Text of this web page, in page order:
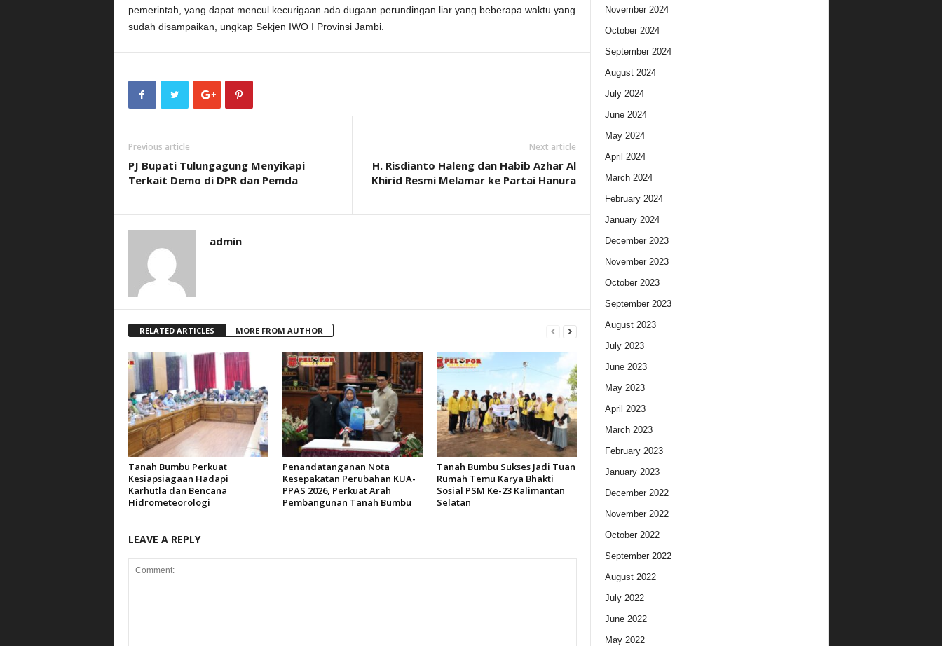
pemerintah, yang dapat mencul kecurigaan ada dugaan perundingan liar yang beberapa waktu yang
sudah disampaikan, ungkap Sekjen IWO I Provinsi Jambi.
Previous article
PJ Bupati Tulungagung Menyikapi
Terkait Demo di DPR dan Pemda
Next article
H. Risdianto Haleng dan Habib Azhar Al
Khirid Resmi Melamar ke Partai Hanura
admin
RELATED ARTICLES MORE FROM AUTHOR
Tanah Bumbu Perkuat
Kesiapsiagaan Hadapi
Karhutla dan Bencana
Hidrometeorologi
Penandatanganan Nota
Kesepakatan Perubahan KUA-
PPAS 2026, Perkuat Arah
Pembangunan Tanah Bumbu
Tanah Bumbu Sukses Jadi Tuan
Rumah Temu Karya Bhakti
Sosial PSM Ke-23 Kalimantan
Selatan
LEAVE A REPLY
November 2024
October 2024
September 2024
August 2024
July 2024
June 2024
May 2024
April 2024
March 2024
February 2024
January 2024
December 2023
November 2023
October 2023
September 2023
August 2023
July 2023
June 2023
May 2023
April 2023
March 2023
February 2023
January 2023
December 2022
November 2022
October 2022
September 2022
August 2022
July 2022
June 2022
May 2022